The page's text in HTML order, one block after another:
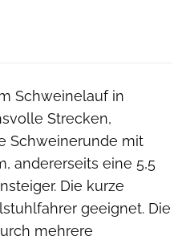
Schweinelauf in
Strecken,
Schweinerunde mit
andererseits eine 5,5
Die kurze
geeignet. Die
mehrere